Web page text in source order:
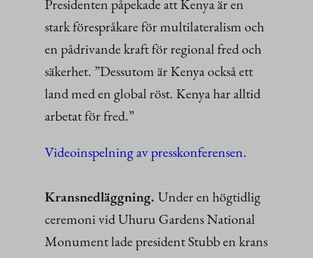
Presidenten påpekade att Kenya är en
stark förespråkare för multilateralism och
en pådrivande kraft för regional fred och
säkerhet. ”Dessutom är Kenya också ett
land med en global röst. Kenya har alltid
arbetat för fred.”
Videoinspelning av presskonferensen.
Kransnedläggning. Under en högtidlig
ceremoni vid Uhuru Gardens National
Monument lade president Stubb en krans